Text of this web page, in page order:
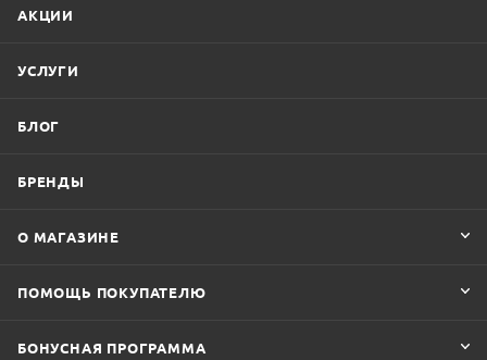
АКЦИИ
УСЛУГИ
БЛОГ
БРЕНДЫ
О МАГАЗИНЕ
ПОМОЩЬ ПОКУПАТЕЛЮ
БОНУСНАЯ ПРОГРАММА